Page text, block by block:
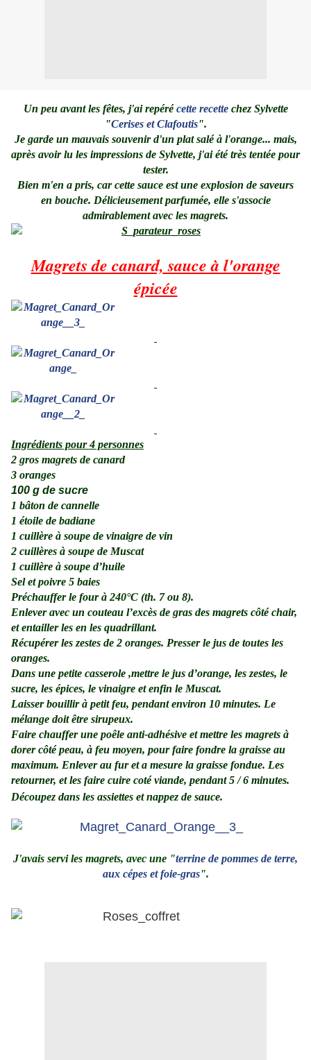
Un peu avant les fêtes, j'ai repérécette recettechez Sylvette
"Cerises et Clafoutis".
Je garde un mauvais souvenir d'un plat salé à l'orange... mais,
après avoir lu les impressions de Sylvette, j'ai été très tentée pour
tester.
Bien m'en a pris, car cette sauce est une explosion de saveurs
en bouche. Délicieusement parfumée, elle s'associe
admirablement avec les magrets.
Magrets de canard, sauce à l'orange
épicée
Ingrédients pour 4 personnes
2 gros magrets de canard
3 oranges
100 g de sucre
1 bâton de cannelle
1 étoile de badiane
1 cuillère à soupe de vinaigre de vin
2 cuillères à soupe de Muscat
1 cuillère à soupe d’huile
Sel et poivre 5 baies
Préchauffer le four à 240°C (th. 7 ou 8).
Enlever avec un couteau l’excès de gras des magrets côté chair,
et entailler les en les quadrillant.
Récupérer les zestes de 2 oranges. Presser le jus de toutes les
oranges.
Dans une petite casserole ,mettre le jus d’orange, les zestes, le
sucre, les épices, le vinaigre et enfin le Muscat.
Laisser bouillir à petit feu, pendant environ 10 minutes. Le
mélange doit être sirupeux.
Faire chauffer une poêle anti-adhésive et mettre les magrets à
dorer côté peau, à feu moyen, pour faire fondre la graisse au
maximum. Enlever au fur et a mesure la graisse fondue. Les
retourner, et les faire cuire coté viande, pendant 5 / 6 minutes.
Découpez dans les assiettes et nappez de sauce.
J'avais servi les magrets, avec une "terrine de pommes de terre,
aux cépes et foie-gras".